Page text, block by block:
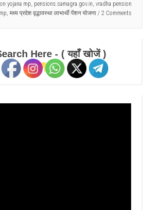
yojana mp, pensions.samagra.gov.in, vradha pension
, मध्य प्रदेश वृद्धावस्था लाभार्थी पेंशन योजना 2 Comments
Here - ( यहाँ खोजें )